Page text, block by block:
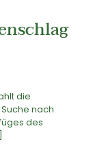
die
nach
des